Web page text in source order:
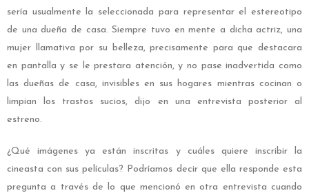
sería usualmente la seleccionada para representar el estereotipo
de una dueña de casa. Siempre tuvo en mente a dicha actriz, una
mujer llamativa por su belleza, precisamente para que destacara
en pantalla y se le prestara atención, y no pase inadvertida como
las dueñas de casa, invisibles en sus hogares mientras cocinan o
limpian los trastos sucios, dijo en una entrevista posterior al
estreno.
¿Qué imágenes ya están inscritas y cuáles quiere inscribir la
cineasta con sus películas? Podríamos decir que ella responde esta
pregunta a través de lo que mencionó en otra entrevista cuando